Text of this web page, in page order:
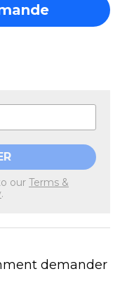
our Terms &
.
demander